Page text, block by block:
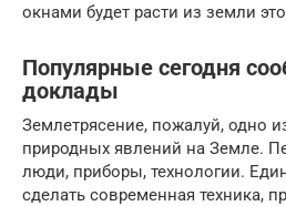
окнами будет расти из земли
Популярные сегодня
доклады
Землетрясение, пожалуй, одно
природных явлений на Земле.
люди, приборы, технологии.
сделать современная техника,